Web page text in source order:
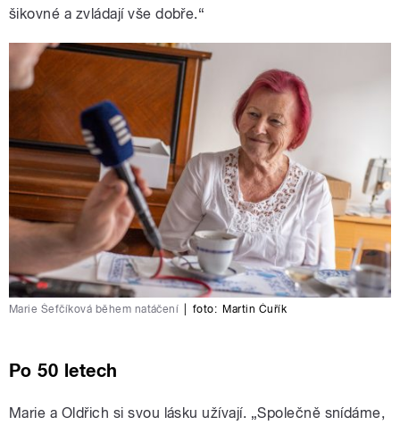
šikovné a zvládají vše dobře.“
Marie Šefčíková během natáčení foto: Martin Čuřík
Po 50 letech
Marie a Oldřich si svou lásku užívají. „Společně snídáme,